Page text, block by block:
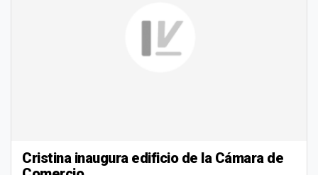
Cristina inaugura edificio de la Cámara de